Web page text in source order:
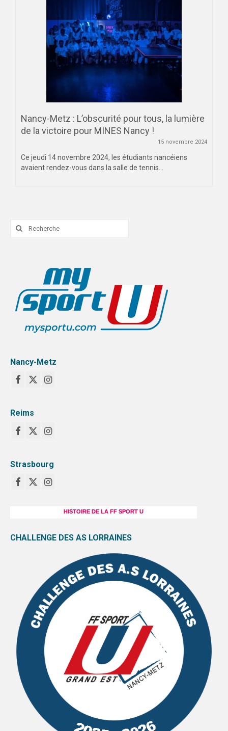
Nancy-Metz : L’obscurité pour tous, la lumière
de la victoire pour MINES Nancy !
15 novembre 2024
Ce jeudi 14 novembre 2024, les étudiants nancéiens
avaient rendez-vous dans la salle de tennis...
Rechercher
Nancy-Metz
Reims
Strasbourg
HISTOIRE DE LA FF SPORT U
CHALLENGE DES AS LORRAINES